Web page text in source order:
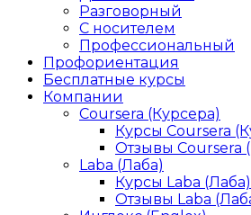
Разговорный
С носителем
Профессиональный
Профориентация
Бесплатные курсы
Компании
Coursera (Курсера)
Курсы Coursera
Отзывы Coursera
Laba (Лаба)
Курсы Laba (Лаба)
Отзывы Laba